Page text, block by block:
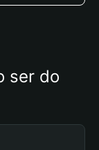
ser do